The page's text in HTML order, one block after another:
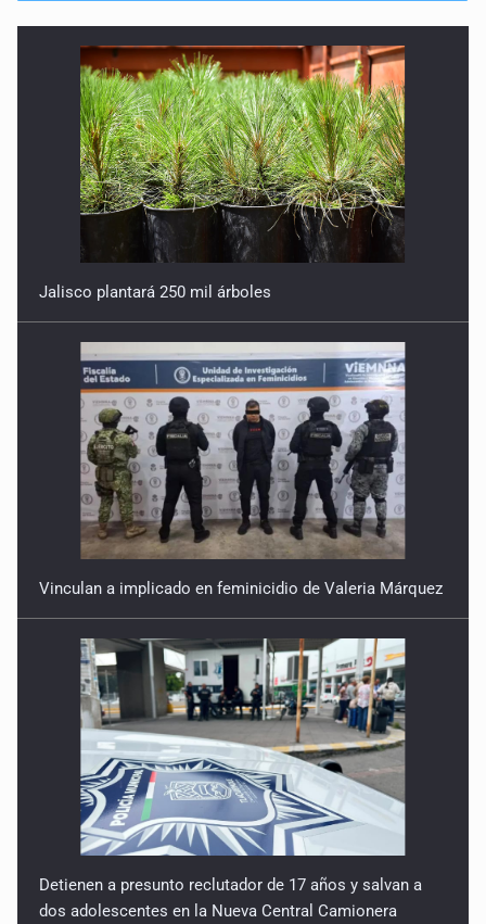
Jalisco plantará 250 mil árboles
Vinculan a implicado en feminicidio de Valeria Márquez
Detienen a presunto reclutador de 17 años y salvan a
dos adolescentes en la Nueva Central Camionera